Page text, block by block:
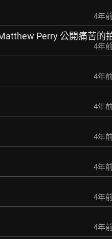
4年
Perry 公開痛苦的
4年
4年
4年
4年
4年
4年
4年